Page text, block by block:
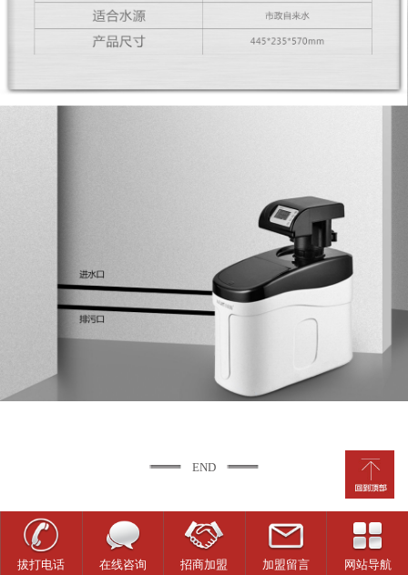
END
拔打电话 在线咨询 招商加盟 加盟留言 网站导航
0.469637s